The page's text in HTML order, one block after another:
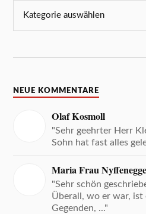
NEUE KOMMENTARE
Olaf Kosmoll
"Sehr geehrter Herr
Sohn hat fast alles
Maria Frau
"Sehr schön
Überall, wo er war, ist
Gegenden, ..."